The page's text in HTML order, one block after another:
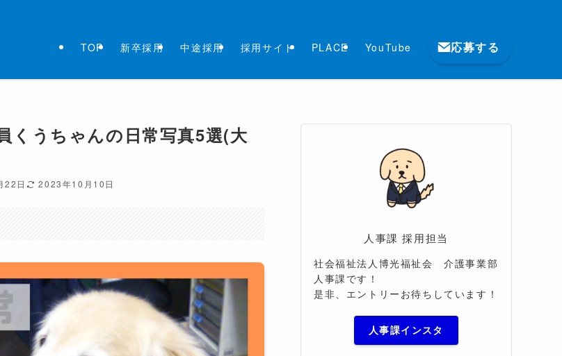
TOP 新卒採用 中途採用 採用サイト PLACE YouTube 応募する
くうちゃんの日常写真5選(大
22日 2023年10月10日
人事課 採用担当
社会福祉法人博光福祉会 介護事業部
人事課です！
是非、エントリーお待ちしています！
人事課インスタ